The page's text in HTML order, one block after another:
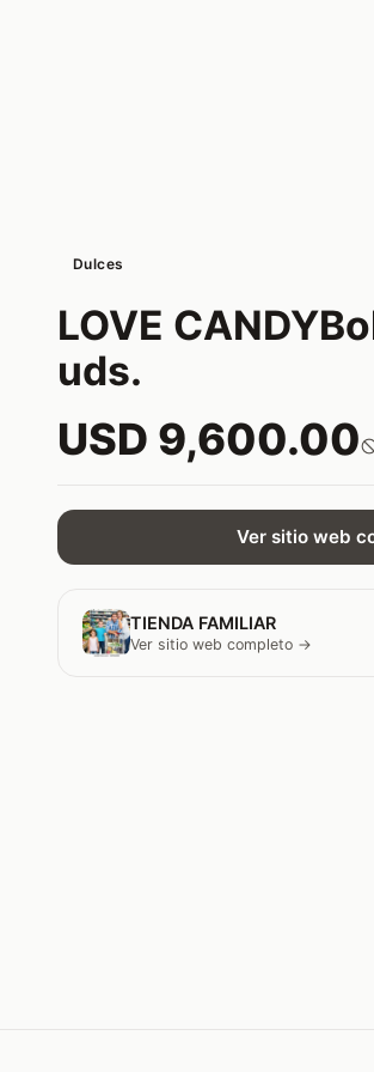
Dulces
LOVE
uds.
USD 9,600.00
Ver sitio web
TIENDA FAMILIAR
Ver sitio web completo →